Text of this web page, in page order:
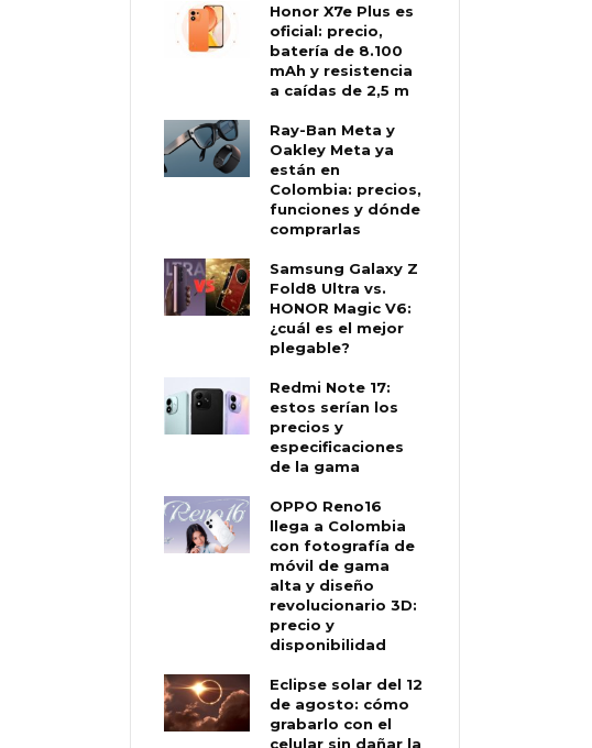
Honor X7e Plus es
oficial: precio,
batería de 8.100
mAh y resistencia
a caídas de 2,5 m
Ray-Ban Meta y
Oakley Meta ya
están en
Colombia: precios,
funciones y dónde
comprarlas
Samsung Galaxy Z
Fold8 Ultra vs.
HONOR Magic V6:
¿cuál es el mejor
plegable?
Redmi Note 17:
estos serían los
precios y
especificaciones
de la gama
OPPO Reno16
llega a Colombia
con fotografía de
móvil de gama
alta y diseño
revolucionario 3D:
precio y
disponibilidad
Eclipse solar del 12
de agosto: cómo
grabarlo con el
celular sin dañar la